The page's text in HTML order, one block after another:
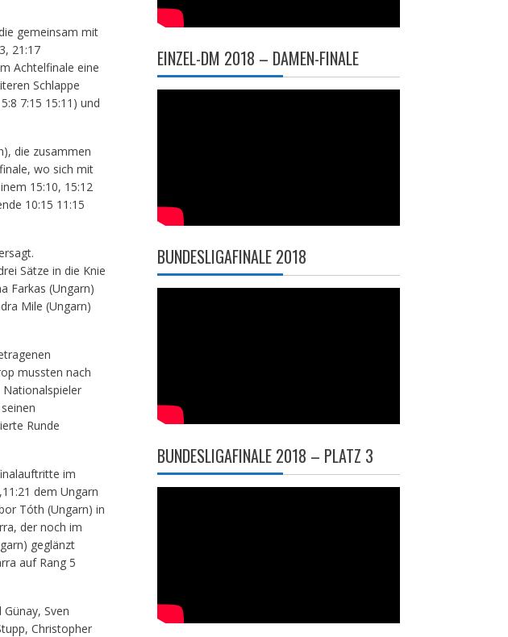
gemeinsam mit
21:17
Achtelfinale eine
Schlappe
7:15 15:11) und
die zusammen
wo sich mit
15:10, 15:12
10:15 11:15
Sätze in die Knie
Farkas (Ungarn)
Mile (Ungarn)
mussten nach
Nationalspieler
Runde
im
dem Ungarn
Tóth (Ungarn) in
der noch im
geglänzt
auf Rang 5
Sven
Christopher
EINZEL-DM 2018 – DAMEN-FINALE
BUNDESLIGAFINALE 2018
BUNDESLIGAFINALE 2018 – PLATZ 3